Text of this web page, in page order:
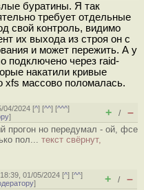
буратины. Я так
требует отдельные
свой контроль, видимо
их выхода из строя он с
и может пережить. А у
подключено через raid-
накатили кривые
xfs массово поломалась.
04/2024 [^] [^^] [^^^]
] + / –
прогон но передумал - ой, фсе
пол... текст свёрнут,
01/05/2024 [^] [^^]
] + / –